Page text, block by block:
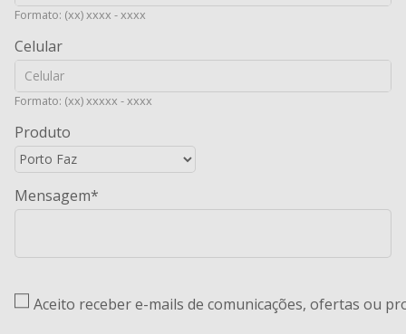
Formato: (xx) xxxx - xxxx
Celular
Formato: (xx) xxxxx - xxxx
Produto
Mensagem
Aceito receber e-mails de comunicações, ofertas ou